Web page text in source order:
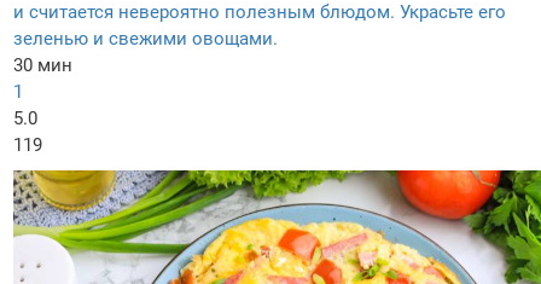
и считается невероятно полезным блюдом. Украсьте его
зеленью и свежими овощами.
30 мин
1
5.0
119